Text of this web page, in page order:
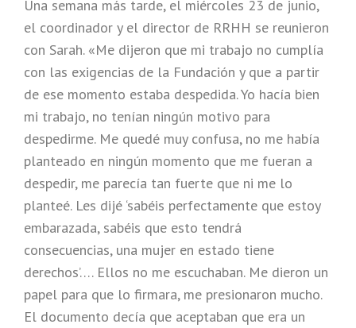
Una semana más tarde, el miércoles 23 de junio,
el coordinador y el director de RRHH se reunieron
con Sarah. «Me dijeron que mi trabajo no cumplía
con las exigencias de la Fundación y que a partir
de ese momento estaba despedida. Yo hacía bien
mi trabajo, no tenían ningún motivo para
despedirme. Me quedé muy confusa, no me había
planteado en ningún momento que me fueran a
despedir, me parecía tan fuerte que ni me lo
planteé. Les dijé ‘sabéis perfectamente que estoy
embarazada, sabéis que esto tendrá
consecuencias, una mujer en estado tiene
derechos’…. Ellos no me escuchaban. Me dieron un
papel para que lo firmara, me presionaron mucho.
El documento decía que aceptaban que era un